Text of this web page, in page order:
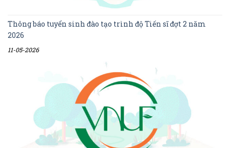
Thông báo tuyển sinh đào tạo trình độ Tiến sĩ đợt 2 năm
2026
11-05-2026